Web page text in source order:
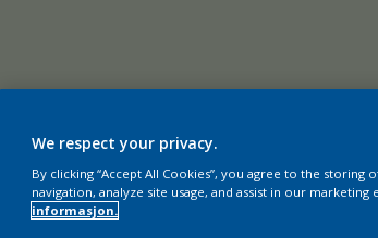
We respect your privacy.
By clicking “Accept All Cookies”, you agree to the
navigation, analyze site usage, and assist in our marketing
informasjon.